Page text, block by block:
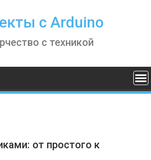
с Arduino
с техникой
от простого к